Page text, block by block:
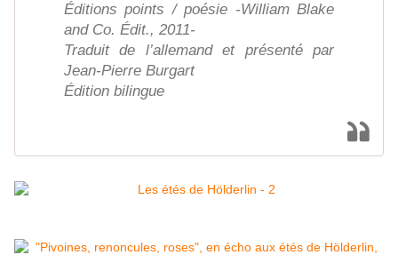
Éditions points / poésie -William Blake
and Co. Édit., 2011-
Traduit de l’allemand et présenté par
Jean-Pierre Burgart
Édition bilingue